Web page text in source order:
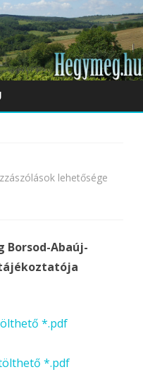
lehetősége
Borsod-Abaúj-
*.pdf
*.pdf